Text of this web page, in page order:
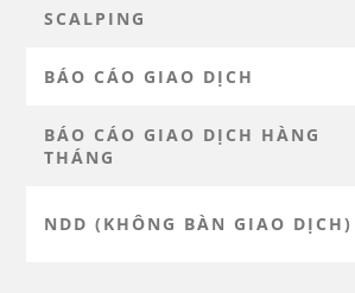
SCALPING
BÁO CÁO GIAO DỊCH
BÁO CÁO GIAO DỊCH HÀNG
THÁNG
NDD (KHÔNG BÀN GIAO DỊCH)